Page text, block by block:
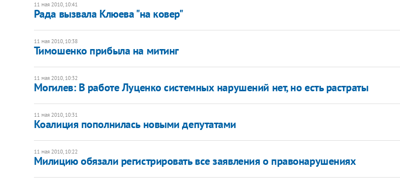
11 мая 2010, 10:41
Рада вызвала Клюева "на ковер"
11 мая 2010, 10:38
Тимошенко прибыла на митинг
11 мая 2010, 10:32
Могилев: В работе Луценко системных нарушений нет, но есть растраты
11 мая 2010, 10:31
Коалиция пополнилась новыми депутатами
11 мая 2010, 10:22
Милицию обязали регистрировать все заявления о правонарушениях